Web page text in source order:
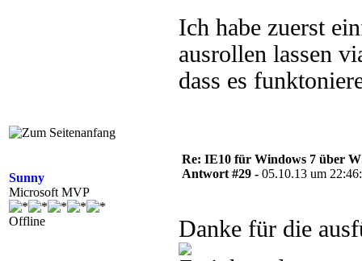
Ich habe zuerst
ausrollen lassen
dass es
Sunny
Microsoft MVP
Offline
Re: IE10 für Windows 7 über
Antwort #29 - 05.10.13 um
Danke für die